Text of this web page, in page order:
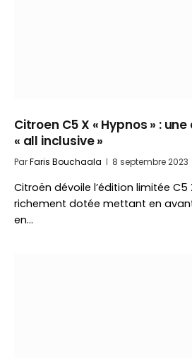
Citroen C5 X « Hypnos » :
« all inclusive »
ParFaris Bouchaala 8 septembre 2023
Citroën dévoile l’édition limitée C5
richement dotée mettant en
en…